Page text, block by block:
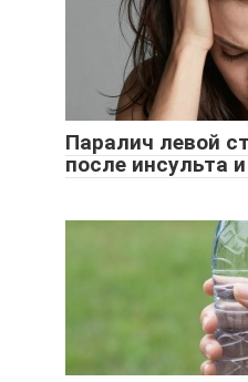
Паралич левой
после инсульта